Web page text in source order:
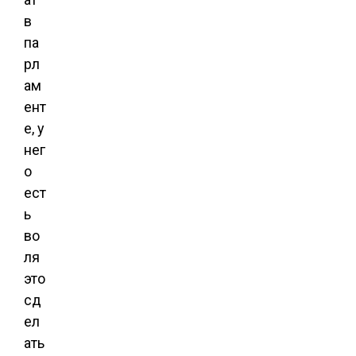
в
па
рл
ам
ент
е, у
нег
о
ест
ь
во
ля
это
сд
ел
ать